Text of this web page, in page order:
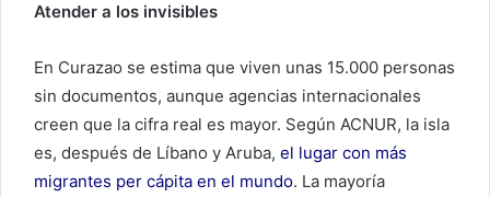
Atender a los invisibles
En Curazao se estima que viven unas 15.000 personas
sin documentos, aunque agencias internacionales
creen que la cifra real es mayor. Según ACNUR, la isla
es, después de Líbano y Aruba, el lugar con más
migrantes per cápita en el mundo. La mayoría